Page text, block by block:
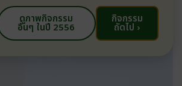
ดูภาพกิจกรรม
อื่นๆ ในปี 2556
กิจกรรม
ถัดไป ›